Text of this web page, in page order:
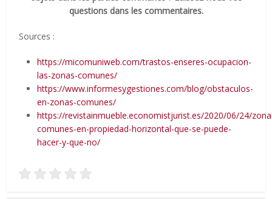
questions dans les commentaires.
Sources :
https://micomuniweb.com/trastos-enseres-ocupacion-
las-zonas-comunes/
https://www.informesygestiones.com/blog/obstaculos-
en-zonas-comunes/
https://revistainmueble.economistjurist.es/2020/06/24/
comunes-en-propiedad-horizontal-que-se-puede-
hacer-y-que-no/